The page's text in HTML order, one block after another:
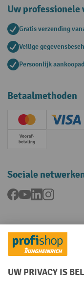
Uw professionele
Gratis verzending
Veilige
Persoonlijk
Betaalmethoden
Creditcard
Vooruitbetaling
Sociale
Facebook
YouTubeLinkedInInstagram
Talen
FR NL